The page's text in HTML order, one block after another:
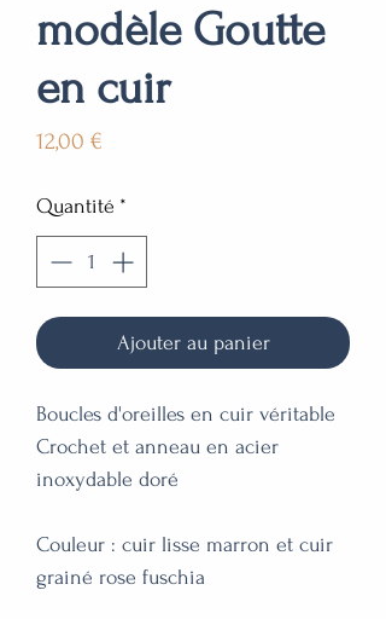
modèle Goutte
en cuir
12,00 €
Quantité *
Ajouter au panier
Boucles d'oreilles en cuir véritable
Crochet et anneau en acier
inoxydable doré
Couleur : cuir lisse marron et cuir
grainé rose fuschia